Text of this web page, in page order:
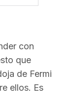
con
que
de Fermi
ellos. Es